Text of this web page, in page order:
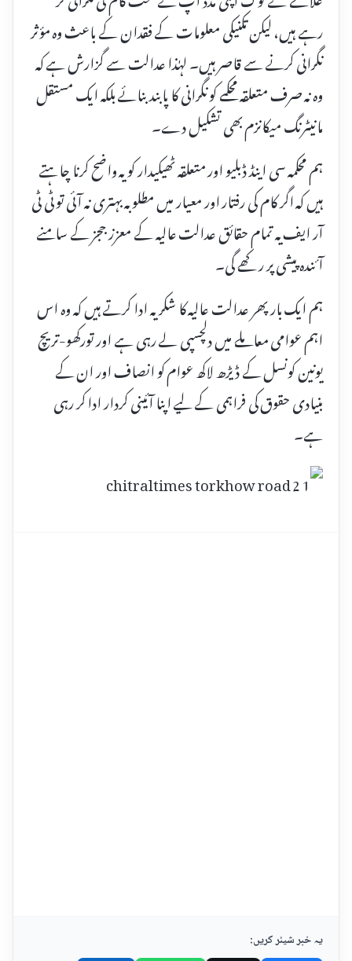
رہے ہیں، لیکن تکنیکی معلومات کے فقدان کے باعث وہ مؤثر
نگرانی کرنے سے قاصر ہیں۔ لہٰذا عدالت سے گزارش ہے کہ
وہ نہ صرف متعلقہ محکمے کو نگرانی کا پابند بنائے بلکہ ایک مستقل
مانیٹرنگ میکانزم بھی تشکیل دے۔
ہم محکمہ سی اینڈ ڈبلیو اور متعلقہ ٹھیکیدار کو یہ واضح کرنا چاہتے
ہیں کہ اگر کام کی رفتار اور معیار میں مطلوبہ بہتری نہ آئی تو ٹی ٹی
آر ایف یہ تمام حقائق عدالت عالیہ کے معزز ججز کے سامنے
آئندہ پیشی پر رکھے گی۔
ہم ایک بار پھر عدالت عالیہ کا شکریہ ادا کرتے ہیں کہ وہ اس
اہم عوامی معاملے میں دلچسپی لے رہی ہے اور تورکھو-تریچ
یونین کونسل کے ڈیڑھ لاکھ عوام کو انصاف اور ان کے
بنیادی حقوق کی فراہمی کے لیے اپنا آئینی کردار ادا کر رہی
ہے۔
یہ خبر شیئر کریں: